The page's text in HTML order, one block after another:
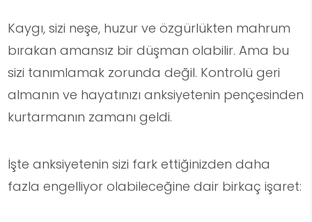
Kaygı, sizi neşe, huzur ve özgürlükten mahrum
bırakan amansız bir düşman olabilir. Ama bu
sizi tanımlamak zorunda değil. Kontrolü geri
almanın ve hayatınızı anksiyetenin pençesinden
kurtarmanın zamanı geldi.
İşte anksiyetenin sizi fark ettiğinizden daha
fazla engelliyor olabileceğine dair birkaç işaret: